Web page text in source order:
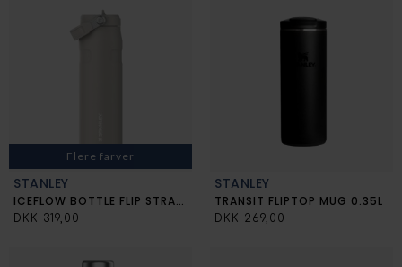
Flere farver
STANLEY
ICEFLOW BOTTLE FLIP STRAW 0.7L
DKK 319,00
STANLEY
TRANSIT FLIPTOP MUG 0.35L
DKK 269,00